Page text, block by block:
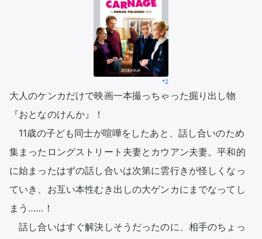
*2
大人のケンカだけで映画一本撮っちゃった掘り出し物
『おとなのけんか』！
11歳の子ども同士が喧嘩をしたあと、話し合いのため
集まったロングストリート夫妻とカウアン夫妻。平和的
に始まったはずの話し合いは次第に雲行きが怪しくなっ
ていき、お互い本性むき出しの大ゲンカにまでなってし
まう……！
話し合いはすぐ解決しそうだったのに、相手のちょっ